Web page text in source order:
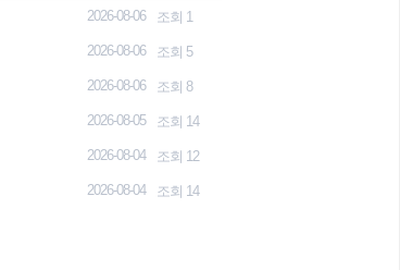
조회 1
2026-08-06
조회 5
2026-08-06
조회 8
2026-08-06
조회 14
2026-08-05
조회 12
2026-08-04
조회 14
2026-08-04